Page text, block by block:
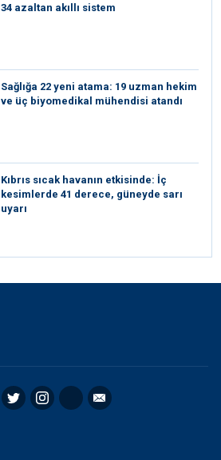
34 azaltan akıllı sistem
Sağlığa 22 yeni atama: 19 uzman hekim
ve üç biyomedikal mühendisi atandı
Kıbrıs sıcak havanın etkisinde: İç
kesimlerde 41 derece, güneyde sarı
uyarı
Facebook Twitter Instagram RSS